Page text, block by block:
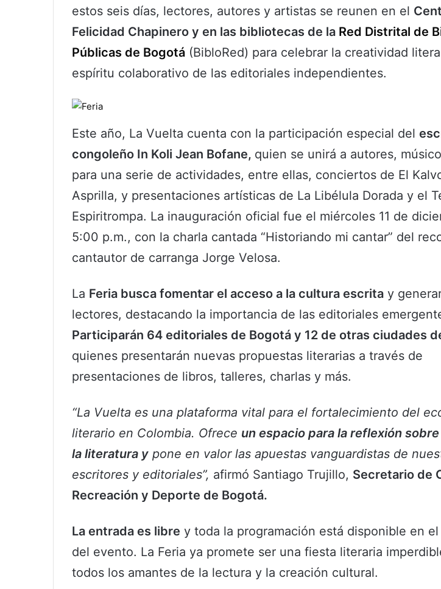
estos seis días, lectores, autores y artistas se reunen en el
Felicidad Chapinero y en las bibliotecas de la Red Distrital de
Públicas de Bogotá (BibloRed) para celebrar la creatividad
espíritu colaborativo de las editoriales independientes.
Este año, La Vuelta cuenta con la participación especial del
congoleño In Koli Jean Bofane, quien se unirá a autores,
para una serie de actividades, entre ellas, conciertos de El
Asprilla, y presentaciones artísticas de La Libélula Dorada y el
Espiritrompa. La inauguración oficial fue el miércoles 11 de
5:00 p.m., con la charla cantada “Historiando mi cantar” del
cantautor de carranga Jorge Velosa.
La Feria busca fomentar el acceso a la cultura escrita y
lectores, destacando la importancia de las editoriales
Participarán 64 editoriales de Bogotá y 12 de otras ciudades
quienes presentarán nuevas propuestas literarias a través de
presentaciones de libros, talleres, charlas y más.
“La Vuelta es una plataforma vital para el fortalecimiento del
literario en Colombia. Ofrece un espacio para la reflexión
la literatura y pone en valor las apuestas vanguardistas de
escritores y editoriales”, afirmó Santiago Trujillo, Secretario de
Recreación y Deporte de Bogotá.
La entrada es libre y toda la programación está disponible en
del evento. La Feria ya promete ser una fiesta literaria
todos los amantes de la lectura y la creación cultural.